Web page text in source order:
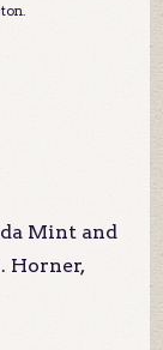
Mint and
Horner,